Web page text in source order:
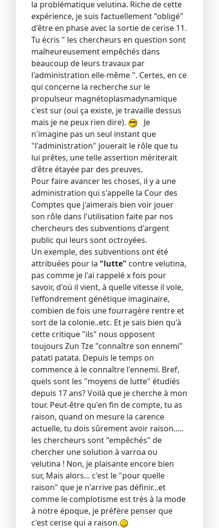
la problématique velutina. Riche de cette
expérience, je suis factuellement "obligé"
d'être en phase avec la sortie de cerise 11.
Tu écris " les chercheurs en question sont
malheureusement empêchés dans
beaucoup de leurs travaux par
l'administration elle-même ". Certes, en ce
qui concerne la recherche sur le
propulseur magnétoplasmadynamique
c'est sur (oui ça existe, je travaille dessus
mais je ne peux rien dire).
Je
n'imagine pas un seul instant que
"l'administration" jouerait le rôle que tu
lui prêtes, une telle assertion mériterait
d'être étayée par des preuves.
Pour faire avancer les choses, il y a une
administration qui s'appelle la Cour des
Comptes que j'aimerais bien voir jouer
son rôle dans l'utilisation faite par nos
chercheurs des subventions d'argent
public qui leurs sont octroyées.
Un exemple, des subventions ont été
attribuées pour la "lutte" contre velutina,
pas comme je l'ai rappelé x fois pour
savoir, d'où il vient, à quelle vitesse il vole,
l'effondrement génétique imaginaire,
combien de fois une fourragère rentre et
sort de la colonie..etc. Et je sais bien qu'à
cette critique "ils" nous opposent
toujours Zun Tze "connaître son ennemi"
patati patata. Depuis le temps on
commence à le connaître l'ennemi. Bref,
quels sont les "moyens de lutte" étudiés
depuis 17 ans? Voilà que je cherche à mon
tour. Peut-être qu'en fin de compte, tu as
raison, quand on mesure la carence
actuelle, tu dois sûrement avoir raison.....
les chercheurs sont "empêchés" de
chercher une solution à varroa ou
velutina ! Non, je plaisante encore bien
sur, Mais alors... c'est le "pour quelle
raison" que je n'arrive pas définir...et
comme le complotisme est très à la mode
à notre époque, je préfère penser que
c'est cerise qui a raison.